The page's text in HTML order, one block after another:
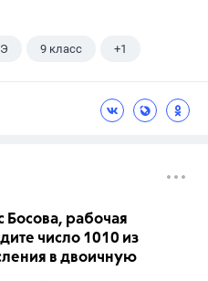
9 класс +1
Босова, рабочая
число 1010 из
в двоичную